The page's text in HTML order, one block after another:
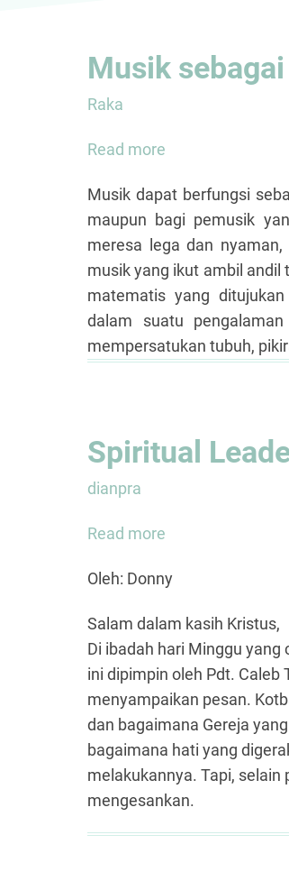
Musik
Raka
Read more
sebagai
Alat
Konseling
Musik dapat berfungsi
maupun bagi pemusik
meresa lega dan
musik yang ikut ambil andil
matematis yang
dalam suatu
mempersatukan tubuh,
Spiritual
dianpra
Read more
Leadership
Oleh: Donny
Salam dalam kasih Kristus,
Di ibadah hari Minggu
ini dipimpin oleh Pdt. Caleb
menyampaikan pesan.
dan bagaimana Gereja
bagaimana hati yang
melakukannya. Tapi, selain
mengesankan.